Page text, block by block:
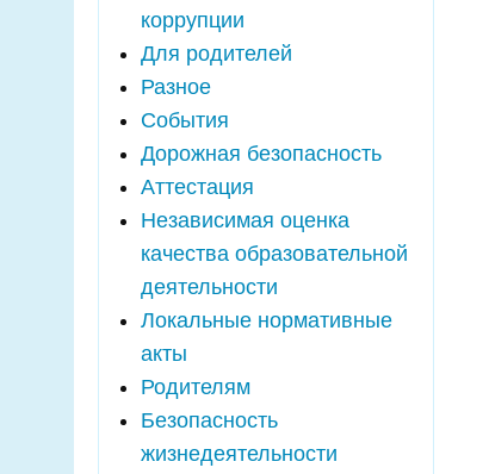
коррупции
Для родителей
Разное
События
Дорожная безопасность
Аттестация
Независимая оценка
качества образовательной
деятельности
Локальные нормативные
акты
Родителям
Безопасность
жизнедеятельности